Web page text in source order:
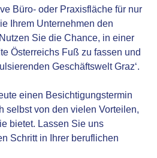
Büro- oder Praxisfläche für nur
Ihrem Unternehmen den
Sie die Chance, in einer
Österreichs Fuß zu fassen und
Geschäftswelt Graz‘.
einen Besichtigungstermin
selbst von den vielen Vorteilen,
bietet. Lassen Sie uns
Schritt in Ihrer beruflichen